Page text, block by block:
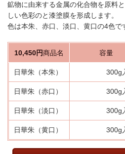
鉱物に由来する金属の化合物を原料
しい色彩のと漆塗膜を形成します。
色は本朱、赤口、淡口、黄口の4色で
10,450円商品名 容量
日華朱（本朱） 300g
日華朱（赤口） 300g
日華朱（淡口） 300g
日華朱（黄口） 300g